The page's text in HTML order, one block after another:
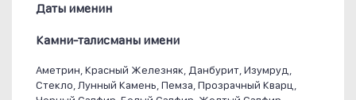
Даты именин
Камни-талисманы имени
Аметрин, Красный Железняк, Данбурит, Изумруд,
Стекло, Лунный Камень, Пемза, Прозрачный Кварц,